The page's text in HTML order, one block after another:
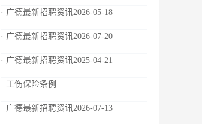
· 广德最新招聘资讯2026-05-18
· 广德最新招聘资讯2026-07-20
· 广德最新招聘资讯2025-04-21
· 工伤保险条例
· 广德最新招聘资讯2026-07-13